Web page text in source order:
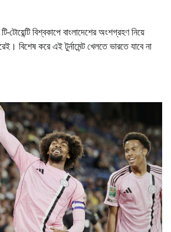
বিশ্বকাপে বাংলাদেশের অংশগ্রহণ নিয়ে
বিশেষ করে এই টুর্নামেন্ট খেলতে ভারতে যাবে না